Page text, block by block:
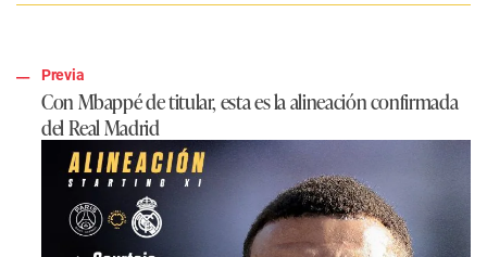
Previa
Con Mbappé de titular, esta es la alineación confirmada
del Real Madrid